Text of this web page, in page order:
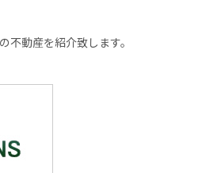
不動産を紹介致します。